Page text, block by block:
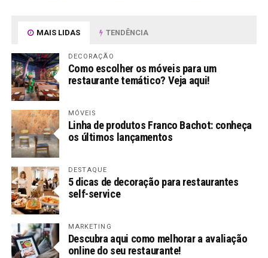
MAIS LIDAS TENDÊNCIA
DECORAÇÃO
Como escolher os móveis para um
restaurante temático? Veja aqui!
MÓVEIS
Linha de produtos Franco Bachot: conheça
os últimos lançamentos
DESTAQUE
5 dicas de decoração para restaurantes
self-service
MARKETING
Descubra aqui como melhorar a avaliação
online do seu restaurante!